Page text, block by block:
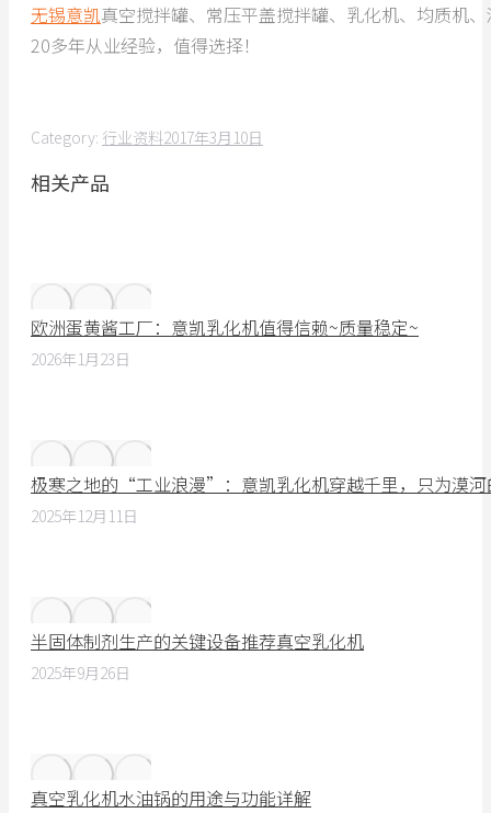
无锡意凯真空搅拌罐、常压平盖搅拌罐、乳化机、均质机
20多年从业经验，值得选择！
Category: 行业资料2017年3月10日
相关产品
欧洲蛋黄酱工厂：意凯乳化机值得信赖~质量稳定~
2026年1月23日
极寒之地的“工业浪漫”：意凯乳化机穿越千里，只为漠河
2025年12月11日
半固体制剂生产的关键设备推荐真空乳化机
2025年9月26日
真空乳化机水油锅的用途与功能详解